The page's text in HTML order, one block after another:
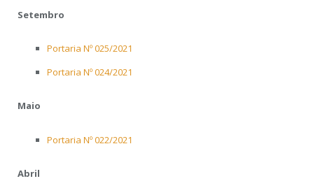
Setembro
Portaria Nº 025/2021
Portaria Nº 024/2021
Maio
Portaria Nº 022/2021
Abril